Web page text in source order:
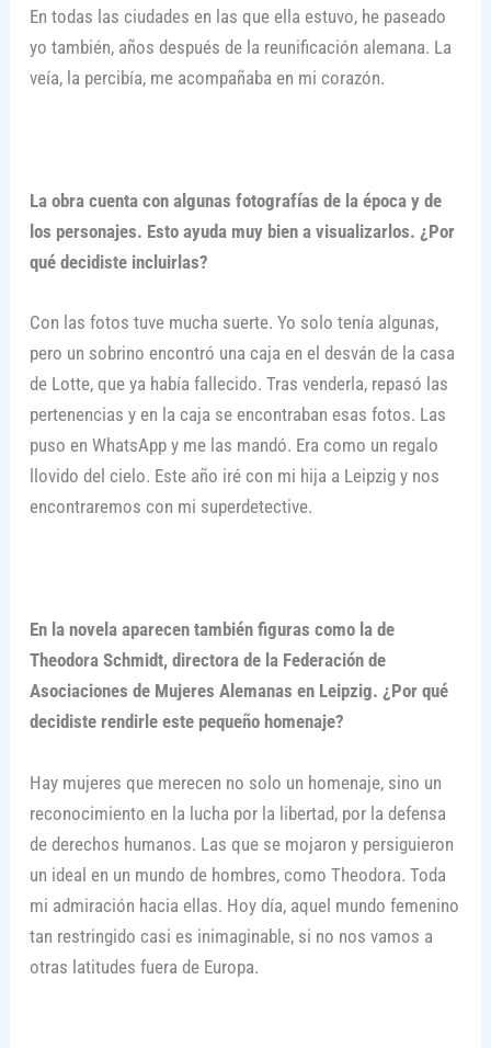
En todas las ciudades en las que ella estuvo, he paseado
yo también, años después de la reunificación alemana. La
veía, la percibía, me acompañaba en mi corazón.
La obra cuenta con algunas fotografías de la época y de
los personajes. Esto ayuda muy bien a visualizarlos. ¿Por
qué decidiste incluirlas?
Con las fotos tuve mucha suerte. Yo solo tenía algunas,
pero un sobrino encontró una caja en el desván de la casa
de Lotte, que ya había fallecido. Tras venderla, repasó las
pertenencias y en la caja se encontraban esas fotos. Las
puso en WhatsApp y me las mandó. Era como un regalo
llovido del cielo. Este año iré con mi hija a Leipzig y nos
encontraremos con mi superdetective.
En la novela aparecen también figuras como la de
Theodora Schmidt, directora de la Federación de
Asociaciones de Mujeres Alemanas en Leipzig. ¿Por qué
decidiste rendirle este pequeño homenaje?
Hay mujeres que merecen no solo un homenaje, sino un
reconocimiento en la lucha por la libertad, por la defensa
de derechos humanos. Las que se mojaron y persiguieron
un ideal en un mundo de hombres, como Theodora. Toda
mi admiración hacia ellas. Hoy día, aquel mundo femenino
tan restringido casi es inimaginable, si no nos vamos a
otras latitudes fuera de Europa.